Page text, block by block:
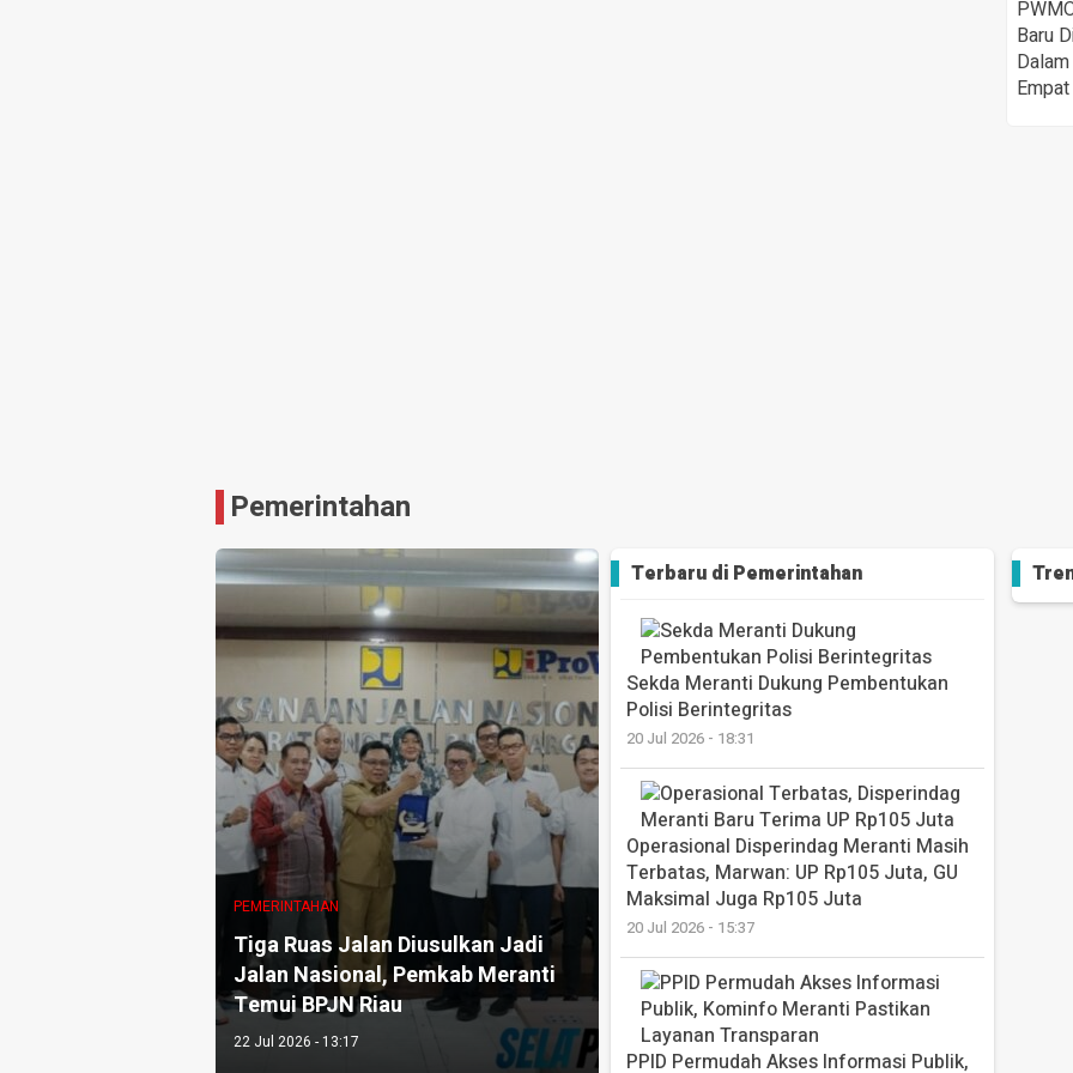
Baru
Pemerintahan
PEMERINTAHAN
Tiga Ruas Jalan Diusulkan Jadi
Jalan Nasional, Pemkab Meranti
Temui BPJN Riau
22 Jul 2026 - 13:17
Terbaru di Pemerintahan
Sekda Meranti Dukung Pembentukan
Polisi Berintegritas
20 Jul 2026 - 18:31
Operasional Disperindag Meranti Masih
Terbatas, Marwan: UP Rp105 Juta, GU
Maksimal Juga Rp105 Juta
20 Jul 2026 - 15:37
PPID Permudah Akses Informasi Publik,